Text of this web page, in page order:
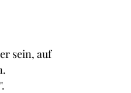
sein, auf